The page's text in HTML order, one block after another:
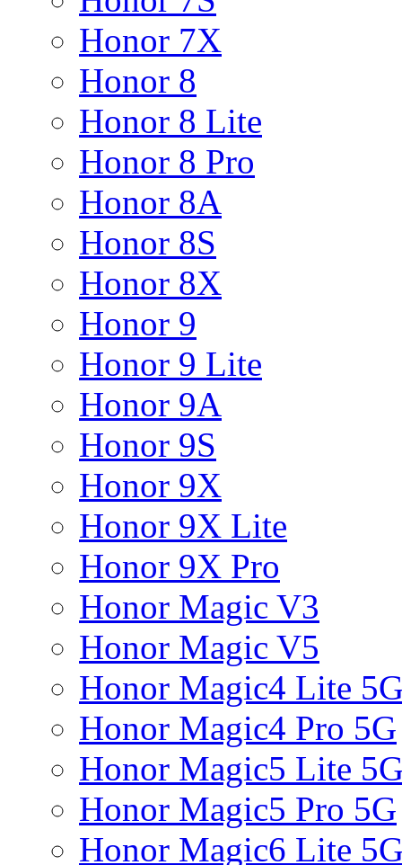
Honor 7X
Honor 8
Honor 8 Lite
Honor 8 Pro
Honor 8A
Honor 8S
Honor 8X
Honor 9
Honor 9 Lite
Honor 9A
Honor 9S
Honor 9X
Honor 9X Lite
Honor 9X Pro
Honor Magic V3
Honor Magic V5
Honor Magic4 Lite
Honor Magic4 Pro 5G
Honor Magic5 Lite
Honor Magic5 Pro 5G
Honor Magic6 Lite